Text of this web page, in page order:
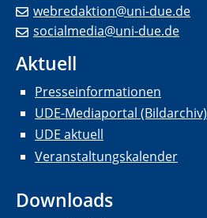
webredaktion@uni-due.de
socialmedia@uni-due.de
Aktuell
Presseinformationen
UDE-Mediaportal (Bildarchiv)
UDE aktuell
Veranstaltungskalender
Downloads